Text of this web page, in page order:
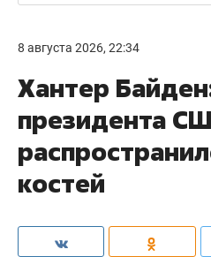
8 августа 2026, 22:34
Хантер
президента
костей